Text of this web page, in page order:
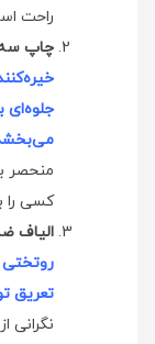
راحت
چاپ
جلوه‌ای
منحصر
کسی را
الیاف
تعریق
نگرانی